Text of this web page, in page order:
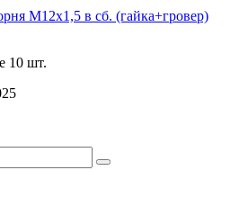
М12х1,5 в сб. (гайка+гровер)
10 шт.